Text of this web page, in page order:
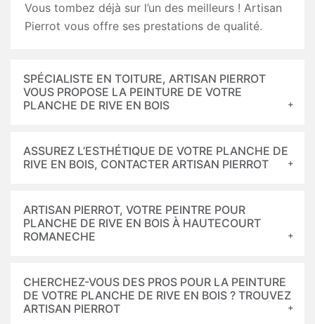
Vous tombez déjà sur l’un des meilleurs ! Artisan
Pierrot vous offre ses prestations de qualité.
SPÉCIALISTE EN TOITURE, ARTISAN PIERROT
VOUS PROPOSE LA PEINTURE DE VOTRE
PLANCHE DE RIVE EN BOIS
ASSUREZ L’ESTHÉTIQUE DE VOTRE PLANCHE DE
RIVE EN BOIS, CONTACTER ARTISAN PIERROT
ARTISAN PIERROT, VOTRE PEINTRE POUR
PLANCHE DE RIVE EN BOIS À HAUTECOURT
ROMANECHE
CHERCHEZ-VOUS DES PROS POUR LA PEINTURE
DE VOTRE PLANCHE DE RIVE EN BOIS ? TROUVEZ
ARTISAN PIERROT